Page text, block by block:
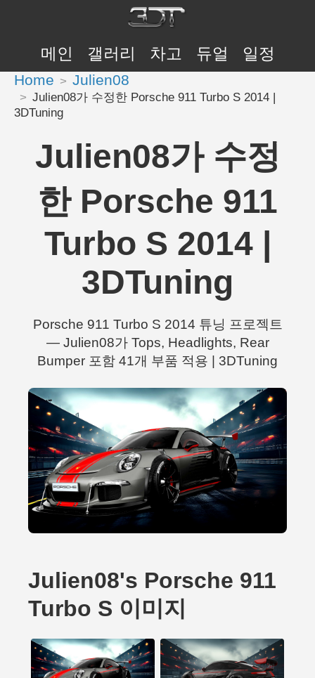
메인 갤러리 차고 듀얼 일정
Home Julien08
Julien08가 수정한 Porsche 911 Turbo S 2014 |
3DTuning
Julien08가 수정
한 Porsche 911
Turbo S 2014 |
3DTuning
Porsche 911 Turbo S 2014 튜닝 프로젝트
— Julien08가 Tops, Headlights, Rear
Bumper 포함 41개 부품 적용 | 3DTuning
Julien08's Porsche 911
Turbo S 이미지